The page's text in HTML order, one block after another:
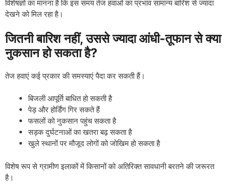
विशेषज्ञों का मानना है कि इस समय तेज हवाओं का प्रभाव सामान्य बारिश से ज्यादा
देखने को मिल रहा है।
जितनी बारिश नहीं, उससे ज्यादा आंधी-तूफान से क्या
नुकसान हो सकता है?
तेज हवाएं कई प्रकार की समस्याएं पैदा कर सकती हैं।
बिजली आपूर्ति बाधित हो सकती है
पेड़ और होर्डिंग गिर सकते हैं
फसलों को नुकसान पहुंच सकता है
सड़क दुर्घटनाओं का खतरा बढ़ सकता है
खुले स्थानों पर मौजूद लोगों को जोखिम हो सकता है
विशेष रूप से ग्रामीण इलाकों में किसानों को अतिरिक्त सावधानी बरतने की जरूरत
है।